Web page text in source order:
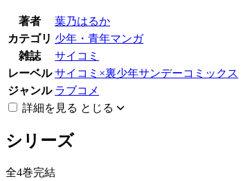
著者
葉乃はるか
カテゴリ 少年・青年マンガ
雑誌
サイコミ
レーベル サイコミ×裏少年サンデーコミックス
ジャンル ラブコメ
詳細を見る とじる
シリーズ
全4巻完結